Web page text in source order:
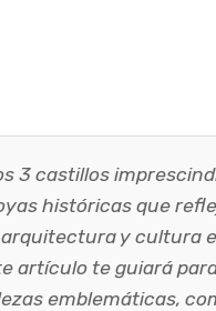
3 castillos
históricas que
y cultura
artículo te guiará
emblemáticas,